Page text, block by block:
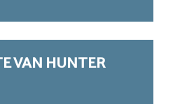
VAN HUNTER